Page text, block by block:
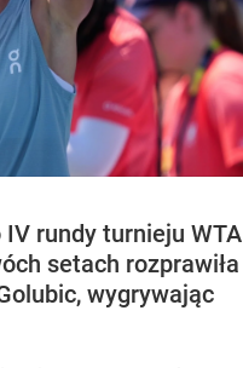
rundy turnieju WTA
setach rozprawiła
wygrywając